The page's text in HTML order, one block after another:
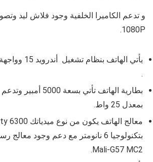
و تدعم الكاميرا الخلفية وجود فلاش ليد
1080P.
يأتي الهاتف بنظام تشغيل أندرويد 15 وواجهة
.
بطارية الهاتف تأتي
بمعدل 25 واط.
معالج الهاتف يكون من نوع ميدياتك Dimensity 6300
بتكنولوجيا 6 نانومتر مع دعم وجود معالج رسومي من نوع
Mali-G57 MC2
.